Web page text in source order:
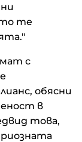
те
с
обясни
в
това,